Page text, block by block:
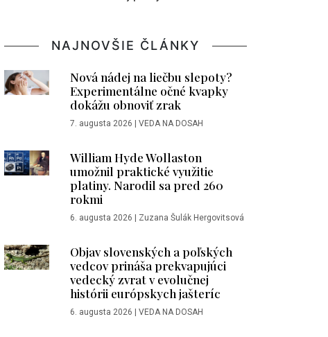
NAJNOVŠIE ČLÁNKY
Nová nádej na liečbu slepoty?
Experimentálne očné kvapky
dokážu obnoviť zrak
7. augusta 2026 | VEDA NA DOSAH
William Hyde Wollaston
umožnil praktické využitie
platiny. Narodil sa pred 260
rokmi
6. augusta 2026 | Zuzana Šulák Hergovitsová
Objav slovenských a poľských
vedcov prináša prekvapujúci
vedecký zvrat v evolučnej
histórii európskych jašteríc
6. augusta 2026 | VEDA NA DOSAH